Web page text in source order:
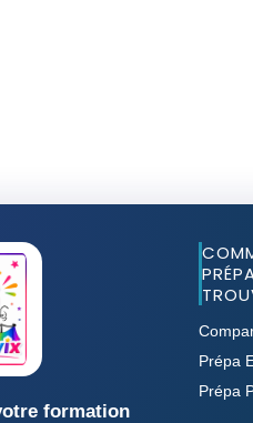
formation
Prépa
Prépa